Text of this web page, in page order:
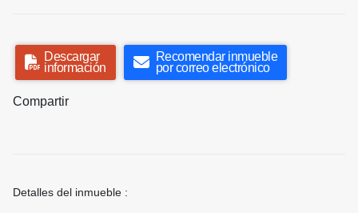
Descargar
información
Recomendar inmueble
por correo electrónico
Compartir
Detalles del inmueble :